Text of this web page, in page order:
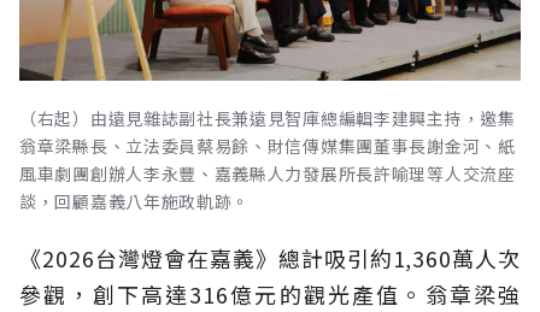
（右起）由遠見雜誌副社長兼遠見智庫總編輯李建興主持，邀集
翁章梁縣長、立法委員蔡易餘、財信傳媒集團董事長謝金河、紙
風車劇團創辦人李永豐、嘉義縣人力發展所長許喻理等人交流座
談，回顧嘉義八年施政軌跡。
《2026台灣燈會在嘉義》總計吸引約1,360萬人次
參觀，創下高達316億元的觀光產值。翁章梁強